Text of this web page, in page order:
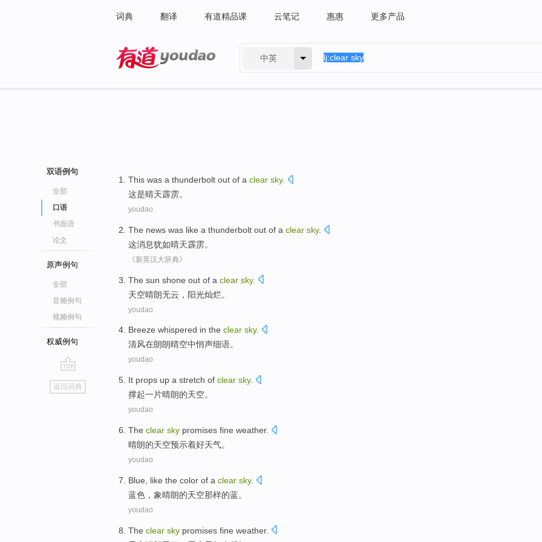
词典 翻译 有道精品课 云笔记 惠惠 更多产品
中英
双语例句
全部
口语
书面语
论文
原声例句
全部
音频例句
视频例句
权威例句
go
top
返回词典
This was a thunderbolt out of a clear sky.
这是晴天霹雳。
youdao
The news was like a thunderbolt out of a clear sky.
这消息犹如晴天霹雳。
《新英汉大辞典》
The sun shone out of a clear sky.
天空晴朗无云， 阳光灿烂。
youdao
Breeze whispered in the clear sky.
清风在朗朗晴空中悄声细语。
youdao
It props up a stretch of clear sky.
撑起一片晴朗的天空。
youdao
The clear sky promises fine weather.
晴朗的天空预示着好天气。
youdao
Blue like the color of a clear sky.
蓝色 ， 象晴朗的天空那样的蓝。
youdao
The clear sky promises fine weather.